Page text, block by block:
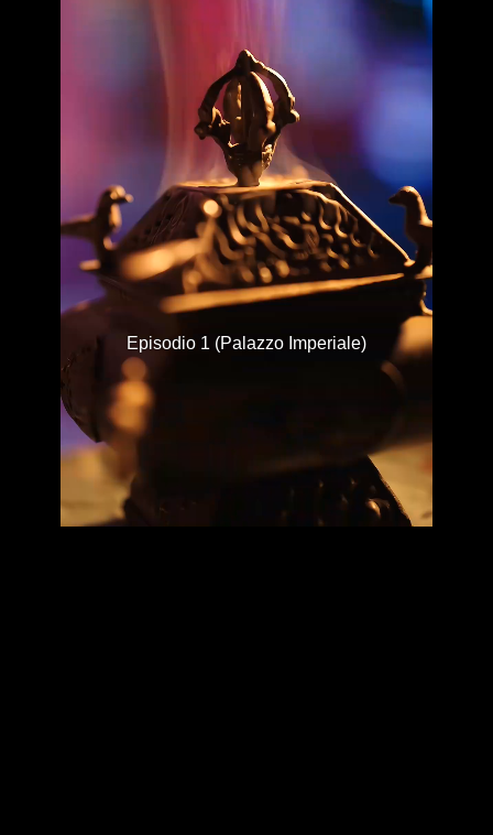
Episodio 1 (Palazzo Imperiale)